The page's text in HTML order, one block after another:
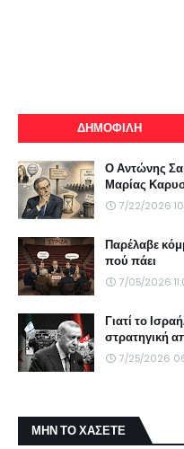
ΔΗΜΟΦΙΛΗ
Ο Αντώνης
Μαρίας
7/22/2026
Παρέλαβε
πού πάει
7/05/2026
Γιατί το
στρατηγική
7/25/2026
ΜΗΝ ΤΟ ΧΑΣΕΤΕ